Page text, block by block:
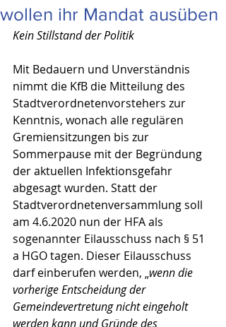
wollen ihr Mandat ausüben
Kein Stillstand der Politik
Mit Bedauern und Unverständnis
nimmt die KfB die Mitteilung des
Stadtverordnetenvorstehers zur
Kenntnis, wonach alle regulären
Gremiensitzungen bis zur
Sommerpause mit der Begründung
der aktuellen Infektionsgefahr
abgesagt wurden. Statt der
Stadtverordnetenversammlung soll
am 4.6.2020 nun der HFA als
sogenannter Eilausschuss nach § 51
a HGO tagen. Dieser Eilausschuss
darf einberufen werden, „wenn die
vorherige Entscheidung der
Gemeindevertretung nicht eingeholt
werden kann und Gründe des